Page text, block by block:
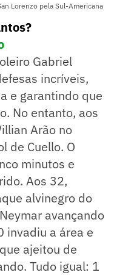
Lorenzo pela Sul-Americana
Gabriel
incríveis,
e garantindo que
No entanto, aos
Arão no
de Cuello. O
minutos e
Aos 32,
alvinegro do
avançando
invadiu a área e
ajeitou de
Tudo igual: 1